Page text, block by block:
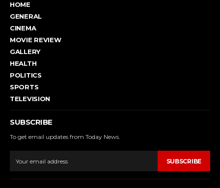
HOME
GENERAL
CINEMA
MOVIE REVIEW
GALLERY
HEALTH
POLITICS
SPORTS
TELEVISION
SUBSCRIBE
To get email updates from Today News.
SUBSCRIBE